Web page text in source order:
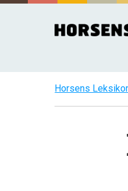
Spring
Horsens